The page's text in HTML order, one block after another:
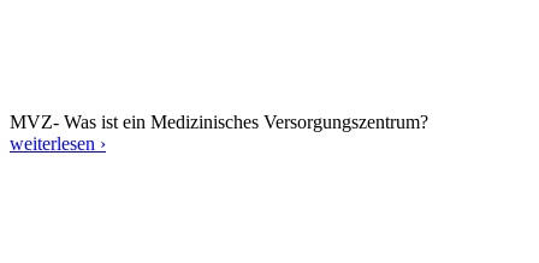
MVZ- Was ist ein Medizinisches Versorgungszentrum?
weiterlesen ›